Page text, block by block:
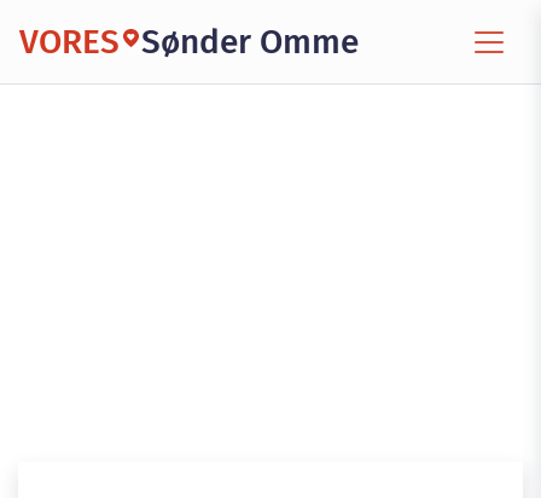
VORES Sønder Omme